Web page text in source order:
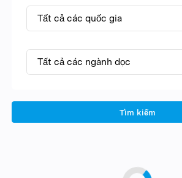
Tìm kiếm